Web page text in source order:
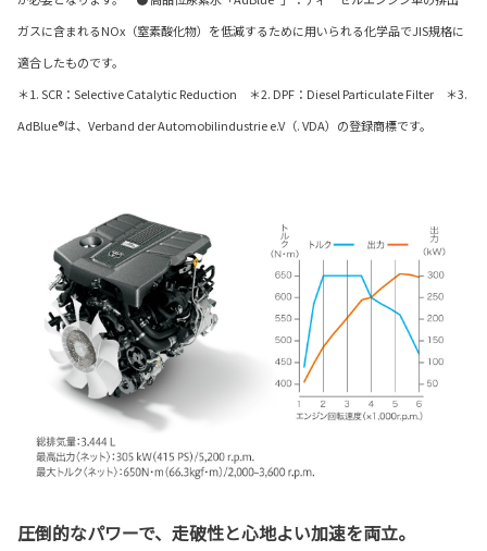
ガスに含まれるNOx（窒素酸化物）を低減するために用いられる化学品でJIS規格に
適合したものです。
＊1. SCR：Selective Catalytic Reduction ＊2. DPF：Diesel Particulate Filter ＊3.
AdBlue®は、Verband der Automobilindustrie e.V（. VDA）の登録商標です。
圧倒的なパワーで、走破性と心地よい加速を両立。